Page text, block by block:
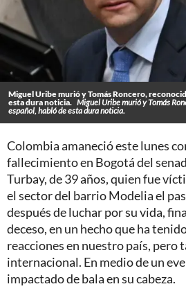
Miguel Uribe murió y Tomás Roncero,
esta dura noticia. Miguel Uribe murió y Tomás
español, habló de esta dura noticia.
Colombia amaneció este lunes
fallecimiento en Bogotá del
Turbay, de 39 años, quien fue
el sector del barrio Modelia el
después de luchar por su vida,
deceso, en un hecho que ha
reacciones en nuestro país, pero
internacional. En medio de un
impactado de bala en su cabeza.